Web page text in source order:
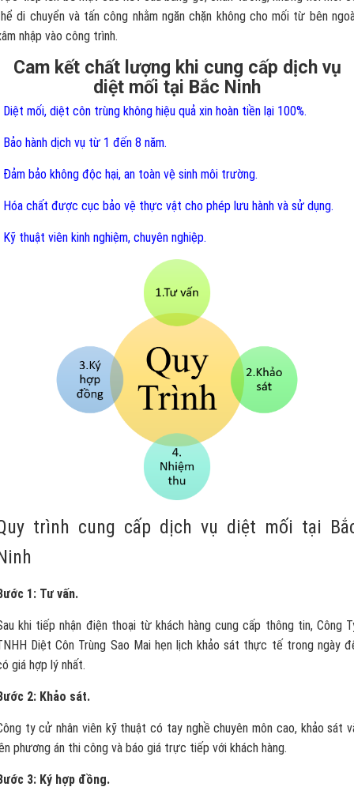
di chuyển và tấn công nhằm ngăn chặn không cho mối từ bên
nhập vào công trình.
Cam kết chất lượng khi cung cấp dịch vụ
diệt mối tại Bắc Ninh
Diệt mối, diệt côn trùng không hiệu quả xin hoàn tiền lại 100%.
Bảo hành dịch vụ từ 1 đến 8 năm.
Đảm bảo không độc hại, an toàn vệ sinh môi trường.
Hóa chất được cục bảo vệ thực vật cho phép lưu hành và sử dụng.
Kỹ thuật viên kinh nghiệm, chuyên nghiệp.
trình cung cấp dịch vụ diệt mối tại
1: Tư vấn.
khi tiếp nhận điện thoại từ khách hàng cung cấp thông tin, Công
Diệt Côn Trùng Sao Mai hẹn lịch khảo sát thực tế trong ngày
giá hợp lý nhất.
2: Khảo sát.
ty cử nhân viên kỹ thuật có tay nghề chuyên môn cao, khảo sát
phương án thi công và báo giá trực tiếp với khách hàng.
3: Ký hợp đồng.